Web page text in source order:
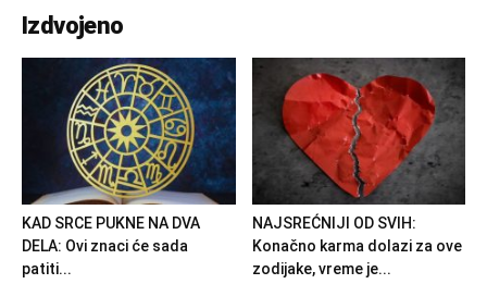
Izdvojeno
KAD SRCE PUKNE NA DVA
DELA: Ovi znaci će sada
patiti...
NAJSREĆNIJI OD SVIH:
Konačno karma dolazi za ove
zodijake, vreme je...